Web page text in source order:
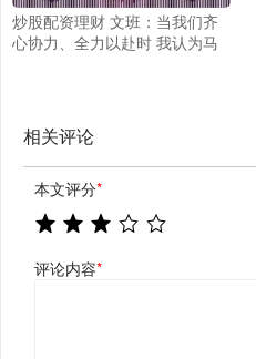
炒股配资理财 文班：当我们齐
心协力、全力以赴时 我认为马
相关评论
本文评分*
评论内容*